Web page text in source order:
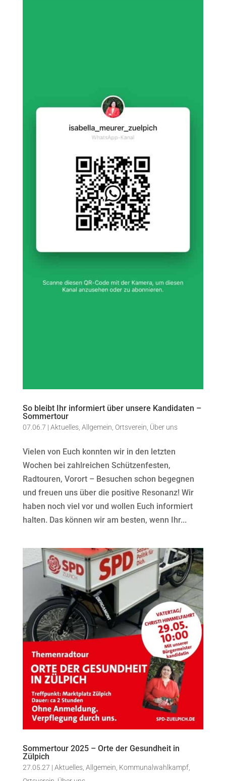
So bleibt Ihr informiert über unsere Kandidaten –
Sommertour
07.06.7 | Aktuelles, Allgemein, Ortsverein, Über uns
Vielen von Euch konnten wir in den letzten
Wochen bei zahlreichen Schützenfesten,
Radtouren, Vorort – Besuchen schon begegnen
und freuen uns über die positive Resonanz! Wir
haben noch viel vor und wollen Euch informiert
halten. Das können wir am besten, wenn Ihr...
Sommertour 2025 – Orte der Gesundheit in
Zülpich
27.05.27 | Aktuelles, Allgemein Kommunalwahlkampf,